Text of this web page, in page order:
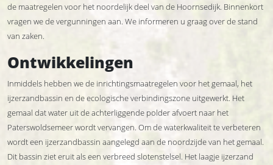
de maatregelen voor het noordelijk deel van de Hoornsedijk. Binnenkort
vragen we de vergunningen aan. We informeren u graag over de stand
van zaken.
Ontwikkelingen
Inmiddels hebben we de inrichtingsmaatregelen voor het gemaal, het
ijzerzandbassin en de ecologische verbindingszone uitgewerkt. Het
gemaal dat water uit de achterliggende polder afvoert naar het
Paterswoldsemeer wordt vervangen. Om de waterkwaliteit te verbeteren
wordt een ijzerzandbassin aangelegd aan de noordzijde van het gemaal.
Dit bassin ziet eruit als een verbreed slotenstelsel. Het laagje ijzerzand